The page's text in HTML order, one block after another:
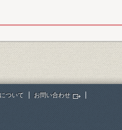
ついて お問い合わせ